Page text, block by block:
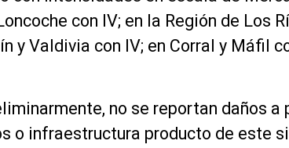
con IV; en la Región de Los
y Valdivia con IV; en Corral y Máfil
no se reportan daños
o infraestructura producto de este